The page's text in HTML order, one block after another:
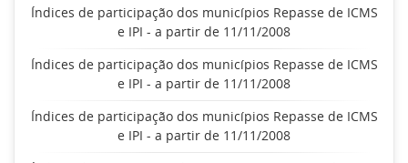
Índices de participação dos municípios Repasse de ICMS
e IPI - a partir de 11/11/2008
Índices de participação dos municípios Repasse de ICMS
e IPI - a partir de 11/11/2008
Índices de participação dos municípios Repasse de ICMS
e IPI - a partir de 11/11/2008